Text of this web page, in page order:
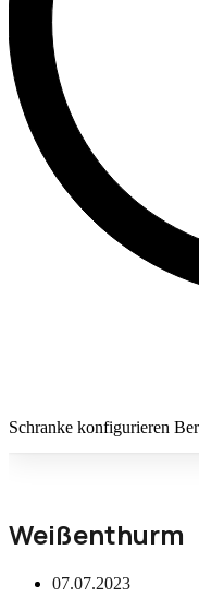
Schranke konfigurieren
Weißenthurm
07.07.2023